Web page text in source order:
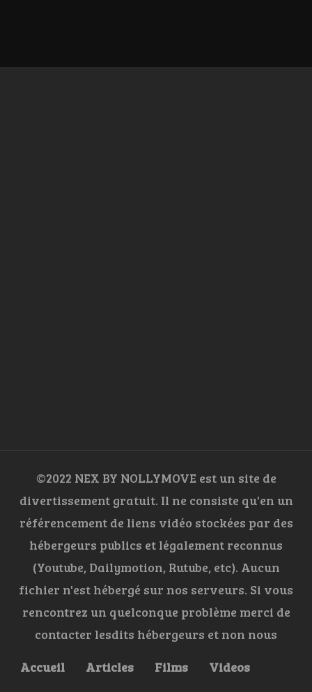
©2022 NEX BY NOLLYMOVE est un site de
divertissement gratuit. Il ne consiste qu'en un
référencement de liens vidéo stockées par des
hébergeurs publics et légalement reconnus
(Youtube, Dailymotion, Rutube, etc). Aucun
fichier n'est hébergé sur nos serveurs. Si vous
rencontrez un quelconque problème merci de
contacter lesdits hébergeurs et non nous
Accueil
Articles Films Videos